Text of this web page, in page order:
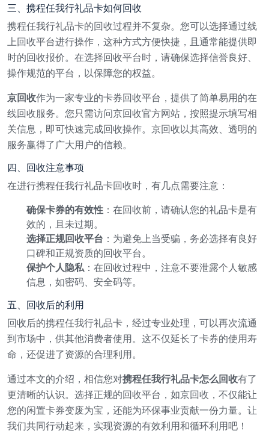
三、携程任我行礼品卡如何回收
携程任我行礼品卡的回收过程并不复杂。您可以选择通过线
上回收平台进行操作，这种方式方便快捷，且通常能提供即
时的回收报价。在选择回收平台时，请确保选择信誉良好、
操作规范的平台，以保障您的权益。
京回收作为一家专业的卡券回收平台，提供了简单易用的在
线回收服务。您只需访问京回收官方网站，按照提示填写相
关信息，即可快速完成回收操作。京回收以其高效、透明的
服务赢得了广大用户的信赖。
四、回收注意事项
在进行携程任我行礼品卡回收时，有几点需要注意：
确保卡券的有效性 ：在回收前，请确认您的礼品卡是有
效的，且未过期。
选择正规回收平台 ：为避免上当受骗，务必选择有良好
口碑和正规资质的回收平台。
保护个人隐私：在回收过程中，注意不要泄露个人敏感
信息，如密码、安全码等。
五、回收后的利用
回收后的携程任我行礼品卡，经过专业处理，可以再次流通
到市场中，供其他消费者使用。这不仅延长了卡券的使用寿
命，还促进了资源的合理利用。
通过本文的介绍，相信您对携程任我行礼品卡怎么回收有了
更清晰的认识。选择正规的回收平台，如京回收，不仅能让
您的闲置卡券变废为宝，还能为环保事业贡献一份力量。让
我们共同行动起来，实现资源的有效利用和循环利用吧！